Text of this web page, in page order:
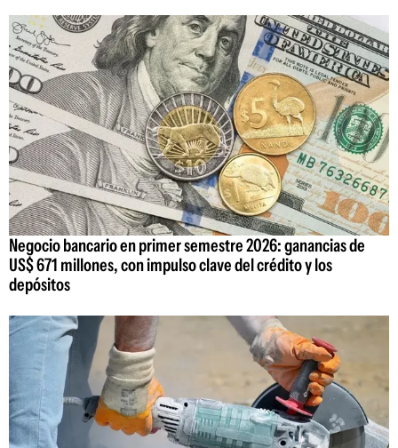
Negocio bancario en primer semestre 2026: ganancias de
US$ 671 millones, con impulso clave del crédito y los
depósitos